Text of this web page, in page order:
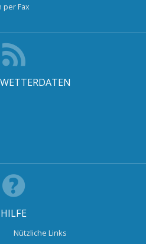
per Fax
HILFE
Nützliche Links